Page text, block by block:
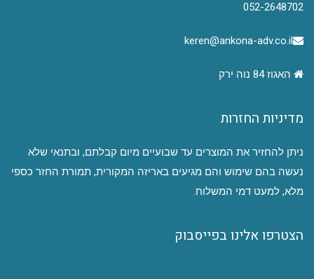
052-2648702
keren@ankona-adv.co.il
האגוז 84 נוה ירק
מדיניות החזרות
ניתן להחזיר את המוצרים עד שבועיים מיום קבלתם, ובתנאי שלא
נעשה בהם שימוש והם מגיעים באריזה המקורית, תמורת החזר כספי
מלא, למעט דמי המשלוח.
הצטרפו אלינו בפייסבוק